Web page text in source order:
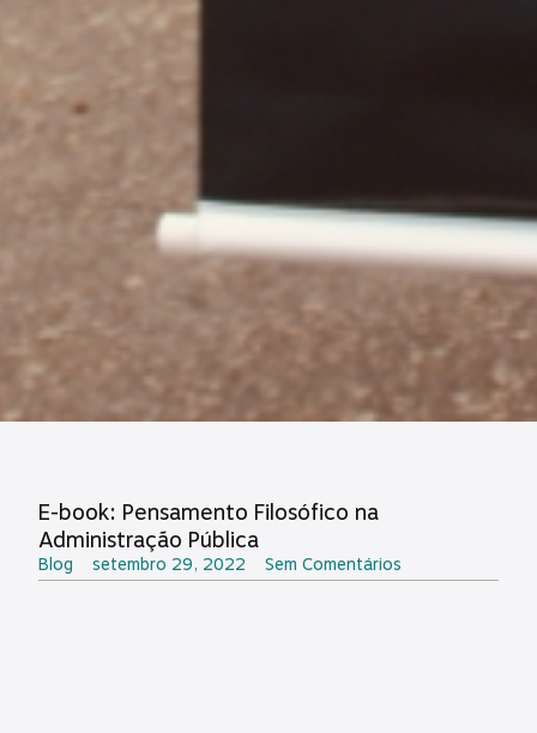
E-book: Pensamento Filosófico na
Administração Pública
Blog setembro 29, 2022 Sem Comentários